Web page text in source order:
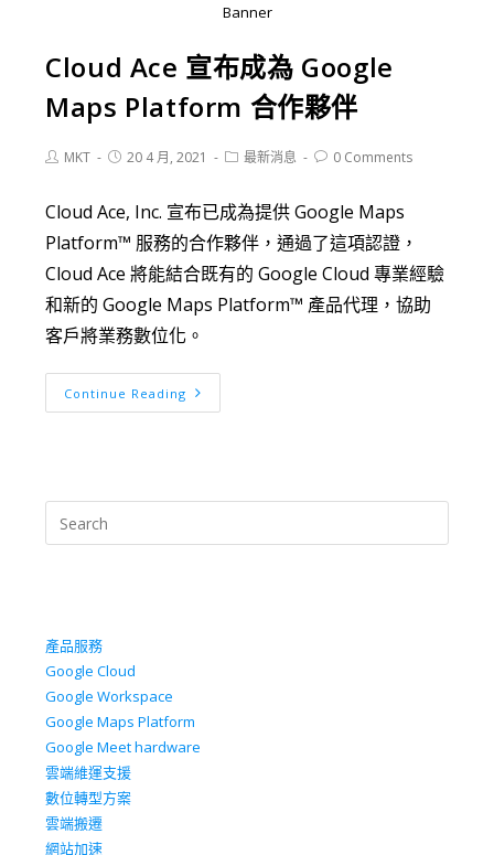
Banner
Cloud Ace 宣布成為 Google
Maps Platform 合作夥伴
MKT 20 4 月, 2021 最新消息 0 Comments
Cloud Ace, Inc. 宣布已成為提供 Google Maps
Platform™ 服務的合作夥伴，通過了這項認證，
Cloud Ace 將能結合既有的 Google Cloud 專業經驗
和新的 Google Maps Platform™ 產品代理，協助
客戶將業務數位化。
Continue Reading
產品服務
Google Cloud
Google Workspace
Google Maps Platform
Google Meet hardware
雲端維運支援
數位轉型方案
雲端搬遷
網站加速